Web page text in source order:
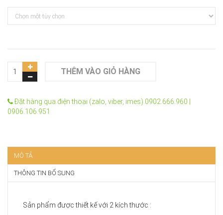
THÊM VÀO GIỎ HÀNG
Đặt hàng qua điện thoại (zalo, viber, imes) 0902.666.960 |
0906.106.951
MÔ TẢ
THÔNG TIN BỔ SUNG
Sản phẩm được thiết kế với 2 kích thước :